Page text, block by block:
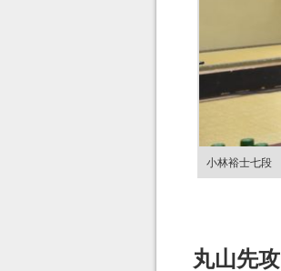
小林裕士七段
丸山先攻